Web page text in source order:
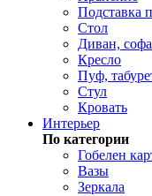
Подставка
Стол
Диван, софа
Кресло
Пуф,
Стул
Кровать
Интерьер
По категории
Гобелен
Вазы
Зеркала